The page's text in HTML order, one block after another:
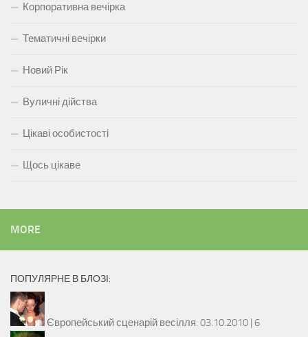
Корпоративна вечірка
Тематичні вечірки
Новий Рік
Вуличні дійства
Цікаві особистості
Щось цікаве
MORE
ПОПУЛЯРНЕ В БЛОЗІ:
Європейський сценарій весілля. 03.10.2010 | 6